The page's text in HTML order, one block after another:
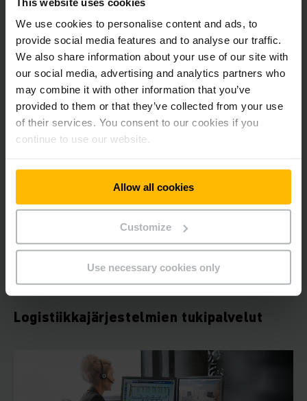
We use cookies to personalise content and ads, to
provide social media features and to analyse our traffic.
We also share information about your use of our site with
our social media, advertising and analytics partners who
may combine it with other information that you’ve
provided to them or that they’ve collected from your use
of their services. You consent to our cookies if you
continue to use our website.
Allow all cookies
Customize
Use necessary cookies only
Käytön seuranta
Kaikki nämä palvelut ovat mukautettavissa kunkin asiakkaan
tarpeisiin.
saman tien!
Logistiikkajärjestelmien tukipalvelut